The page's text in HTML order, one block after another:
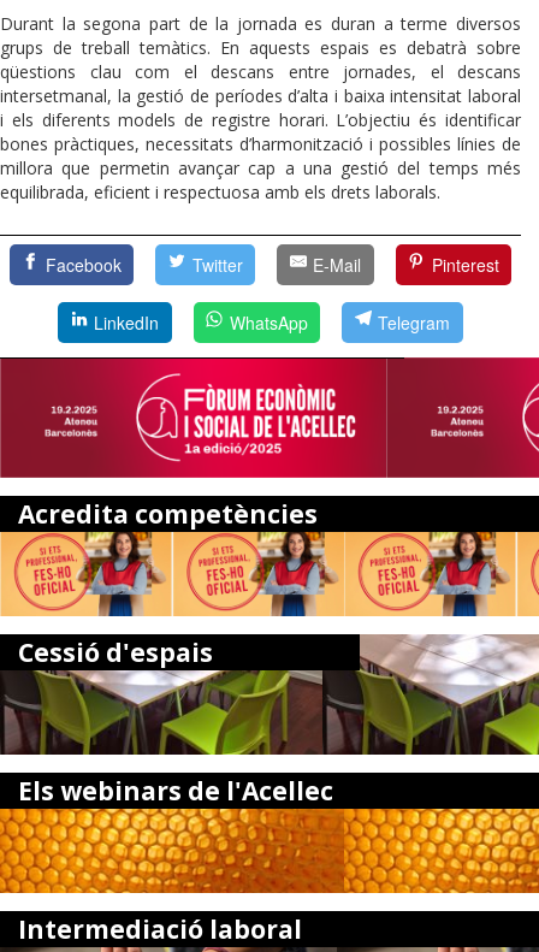
Durant la segona part de la jornada es duran a terme diversos
grups de treball temàtics. En aquests espais es debatrà sobre
qüestions clau com el descans entre jornades, el descans
intersetmanal, la gestió de períodes d’alta i baixa intensitat laboral
i els diferents models de registre horari. L’objectiu és identificar
bones pràctiques, necessitats d’harmonització i possibles línies de
millora que permetin avançar cap a una gestió del temps més
equilibrada, eficient i respectuosa amb els drets laborals.
Facebook Twitter E-Mail Pinterest
LinkedIn WhatsApp Telegram
Acredita competències
Cessió d'espais
Els webinars de l'Acellec
Intermediació laboral